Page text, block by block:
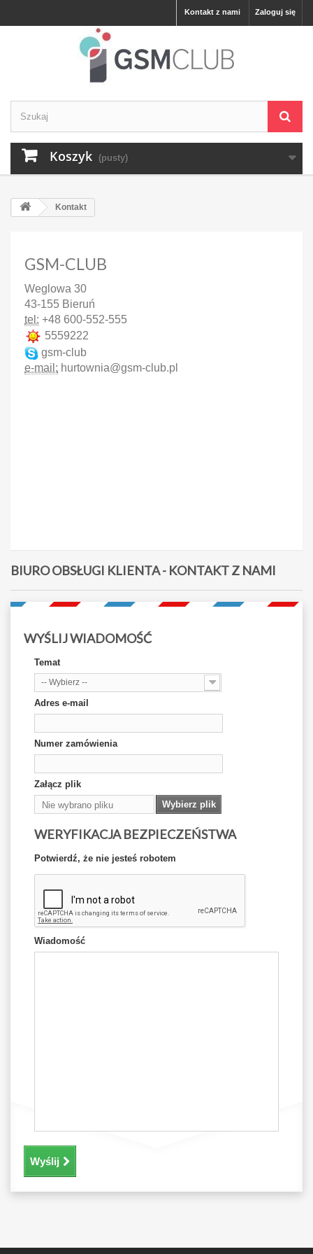
Zaloguj się
Kontakt z nami
Koszyk (pusty)
Kontakt
GSM-CLUB
Weglowa 30
43-155 Bieruń
tel: +48 600-552-555
5559222
gsm-club
e-mail: hurtownia@gsm-club.pl
BIURO OBSŁUGI KLIENTA - KONTAKT Z NAMI
WYŚLIJ WIADOMOŚĆ
Temat
-- Wybierz --
Adres e-mail
Numer zamówienia
Załącz plik
Nie wybrano pliku
Wybierz plik
WERYFIKACJA BEZPIECZEŃSTWA
Potwierdź, że nie jesteś robotem
Wiadomość
Wyślij